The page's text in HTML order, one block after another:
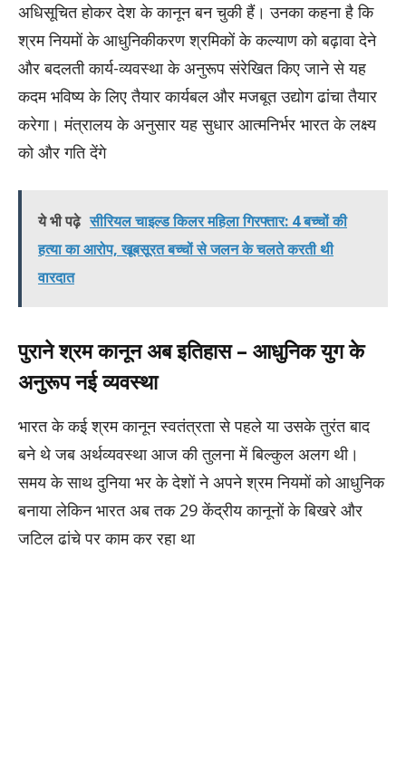
अधिसूचित होकर देश के कानून बन चुकी हैं। उनका कहना है कि
श्रम नियमों के आधुनिकीकरण श्रमिकों के कल्याण को बढ़ावा देने
और बदलती कार्य-व्यवस्था के अनुरूप संरेखित किए जाने से यह
कदम भविष्य के लिए तैयार कार्यबल और मजबूत उद्योग ढांचा तैयार
करेगा। मंत्रालय के अनुसार यह सुधार आत्मनिर्भर भारत के लक्ष्य
को और गति देंगे
ये भी पढ़े सीरियल चाइल्ड किलर महिला गिरफ्तार: 4 बच्चों की
हत्या का आरोप, खूबसूरत बच्चों से जलन के चलते करती थी
वारदात
पुराने श्रम कानून अब इतिहास – आधुनिक युग के
अनुरूप नई व्यवस्था
भारत के कई श्रम कानून स्वतंत्रता से पहले या उसके तुरंत बाद
बने थे जब अर्थव्यवस्था आज की तुलना में बिल्कुल अलग थी।
समय के साथ दुनिया भर के देशों ने अपने श्रम नियमों को आधुनिक
बनाया लेकिन भारत अब तक 29 केंद्रीय कानूनों के बिखरे और
जटिल ढांचे पर काम कर रहा था